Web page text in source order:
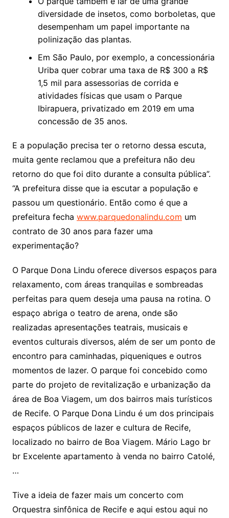
diversidade de insetos, como borboletas, que
desempenham um papel importante na
polinização das plantas.
Em São Paulo, por exemplo, a concessionária
Uriba quer cobrar uma taxa de R$ 300 a R$
1,5 mil para assessorias de corrida e
atividades físicas que usam o Parque
Ibirapuera, privatizado em 2019 em uma
concessão de 35 anos.
E a população precisa ter o retorno dessa escuta,
muita gente reclamou que a prefeitura não deu
retorno do que foi dito durante a consulta pública”.
“A prefeitura disse que ia escutar a população e
passou um questionário. Então como é que a
prefeitura fecha www.parquedonalindu.com um
contrato de 30 anos para fazer uma
experimentação?
O Parque Dona Lindu oferece diversos espaços para
relaxamento, com áreas tranquilas e sombreadas
perfeitas para quem deseja uma pausa na rotina. O
espaço abriga o teatro de arena, onde são
realizadas apresentações teatrais, musicais e
eventos culturais diversos, além de ser um ponto de
encontro para caminhadas, piqueniques e outros
momentos de lazer. O parque foi concebido como
parte do projeto de revitalização e urbanização da
área de Boa Viagem, um dos bairros mais turísticos
de Recife. O Parque Dona Lindu é um dos principais
espaços públicos de lazer e cultura de Recife,
localizado no bairro de Boa Viagem. Mário Lago br
br Excelente apartamento à venda no bairro Catolé,
…
Tive a ideia de fazer mais um concerto com
Orquestra sinfônica de Recife e aqui estou aqui no